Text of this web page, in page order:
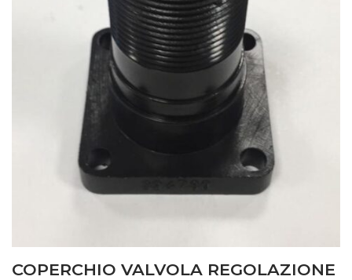
COPERCHIO VALVOLA REGOLAZIONE